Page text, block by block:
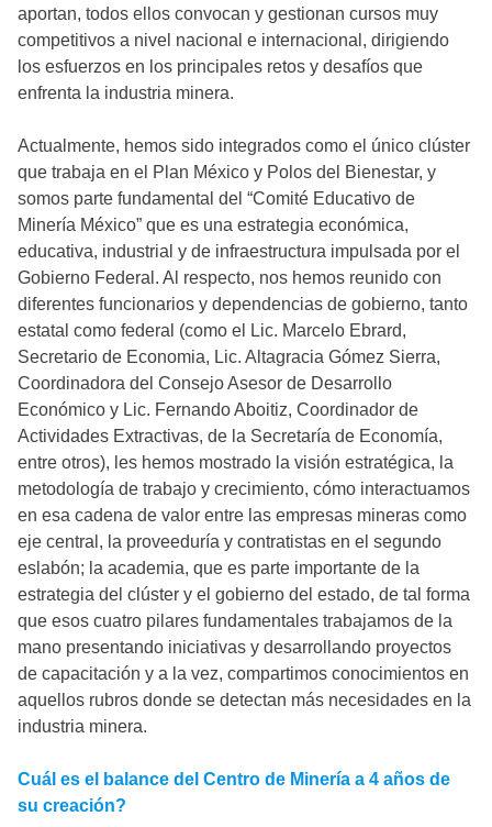
aportan, todos ellos convocan y gestionan cursos muy
competitivos a nivel nacional e internacional, dirigiendo
los esfuerzos en los principales retos y desafíos que
enfrenta la industria minera.
Actualmente, hemos sido integrados como el único clúster
que trabaja en el Plan México y Polos del Bienestar, y
somos parte fundamental del “Comité Educativo de
Minería México” que es una estrategia económica,
educativa, industrial y de infraestructura impulsada por el
Gobierno Federal. Al respecto, nos hemos reunido con
diferentes funcionarios y dependencias de gobierno, tanto
estatal como federal (como el Lic. Marcelo Ebrard,
Secretario de Economia, Lic. Altagracia Gómez Sierra,
Coordinadora del Consejo Asesor de Desarrollo
Económico y Lic. Fernando Aboitiz, Coordinador de
Actividades Extractivas, de la Secretaría de Economía,
entre otros), les hemos mostrado la visión estratégica, la
metodología de trabajo y crecimiento, cómo interactuamos
en esa cadena de valor entre las empresas mineras como
eje central, la proveeduría y contratistas en el segundo
eslabón; la academia, que es parte importante de la
estrategia del clúster y el gobierno del estado, de tal forma
que esos cuatro pilares fundamentales trabajamos de la
mano presentando iniciativas y desarrollando proyectos
de capacitación y a la vez, compartimos conocimientos en
aquellos rubros donde se detectan más necesidades en la
industria minera.
Cuál es el balance del Centro de Minería a 4 años de
su creación?